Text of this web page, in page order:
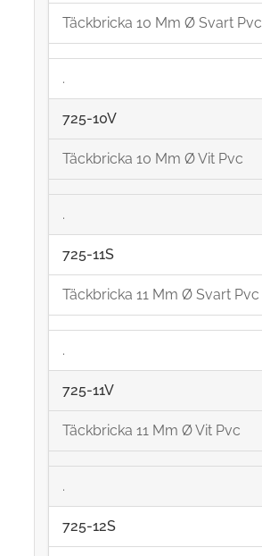
Täckbricka 10 Mm Ø Svart Pvc
.
725-10V
Täckbricka 10 Mm Ø Vit Pvc
.
725-11S
Täckbricka 11 Mm Ø Svart Pvc
.
725-11V
Täckbricka 11 Mm Ø Vit Pvc
.
725-12S